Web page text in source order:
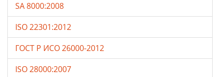
SA 8000:2008
ISO 22301:2012
ГОСТ Р ИСО 26000-2012
ISO 28000:2007